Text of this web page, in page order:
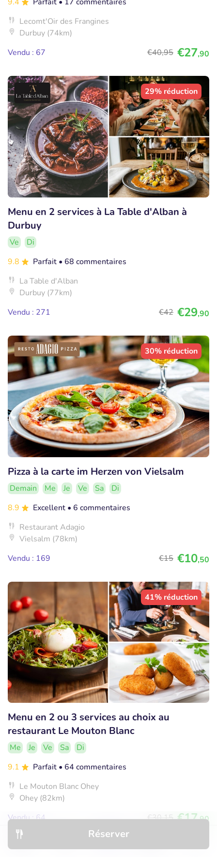
Réserver
9.4
Parfait • 17 commentaires
Lecomt'Oir des Frangines
Durbuy (74km)
Vendu : 67
€40,95 €27,90
29% réduction
Menu en 2 services à La Table d'Alban à
Durbuy
Ve
Di
9.8
Parfait • 68 commentaires
La Table d'Alban
Durbuy (77km)
Vendu : 271
€42 €29,90
30% réduction
Pizza à la carte im Herzen von Vielsalm
Demain Me Je Ve Sa
Di
8.9
Excellent • 6 commentaires
Restaurant Adagio
Vielsalm (78km)
Vendu : 169
€15 €10,50
41% réduction
Menu en 2 ou 3 services au choix au
restaurant Le Mouton Blanc
Me Je Ve Sa
Di
9.1
Parfait • 64 commentaires
Le Mouton Blanc Ohey
Ohey (82km)
Vendu : 64
€30,15 €17,90